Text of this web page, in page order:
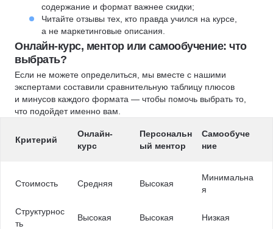
содержание и формат важнее скидки;
Читайте отзывы тех, кто правда учился на курсе,
а не маркетинговые описания.
Онлайн-курс, ментор или самообучение: что
выбрать?
Если не можете определиться, мы вместе с нашими
экспертами составили сравнительную таблицу плюсов
и минусов каждого формата — чтобы помочь выбрать то,
что подойдет именно вам.
Критерий
Онлайн-
курс
Персональн
ый ментор
Самообуче
ние
Стоимость Средняя Высокая
Минимальна
я
Структурнос
ть
Высокая Высокая Низкая